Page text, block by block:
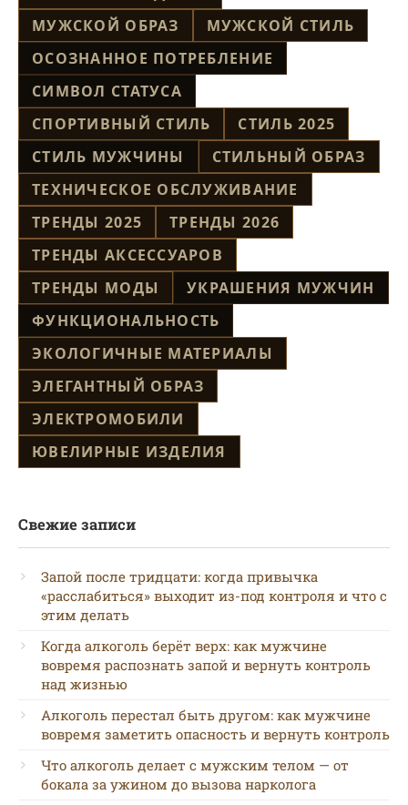
МУЖСКОЙ ОБРАЗ
МУЖСКОЙ СТИЛЬ
ОСОЗНАННОЕ ПОТРЕБЛЕНИЕ
СИМВОЛ СТАТУСА
СПОРТИВНЫЙ СТИЛЬ
СТИЛЬ 2025
СТИЛЬ МУЖЧИНЫ
СТИЛЬНЫЙ ОБРАЗ
ТЕХНИЧЕСКОЕ ОБСЛУЖИВАНИЕ
ТРЕНДЫ 2025
ТРЕНДЫ 2026
ТРЕНДЫ АКСЕССУАРОВ
ТРЕНДЫ МОДЫ
УКРАШЕНИЯ МУЖЧИН
ФУНКЦИОНАЛЬНОСТЬ
ЭКОЛОГИЧНЫЕ МАТЕРИАЛЫ
ЭЛЕГАНТНЫЙ ОБРАЗ
ЭЛЕКТРОМОБИЛИ
ЮВЕЛИРНЫЕ ИЗДЕЛИЯ
Свежие записи
Запой после тридцати: когда привычка
«расслабиться» выходит из-под контроля и что с
этим делать
Когда алкоголь берёт верх: как мужчине
вовремя распознать запой и вернуть контроль
над жизнью
Алкоголь перестал быть другом: как мужчине
вовремя заметить опасность и вернуть контроль
Что алкоголь делает с мужским телом — от
бокала за ужином до вызова нарколога